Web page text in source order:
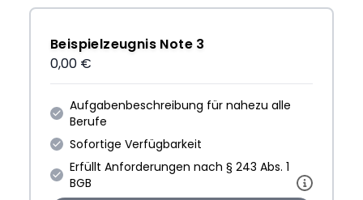
Beispielzeugnis Note 3
0,00 €
Aufgabenbeschreibung für nahezu alle
Berufe
Sofortige Verfügbarkeit
Erfüllt Anforderungen nach § 243 Abs. 1
BGB